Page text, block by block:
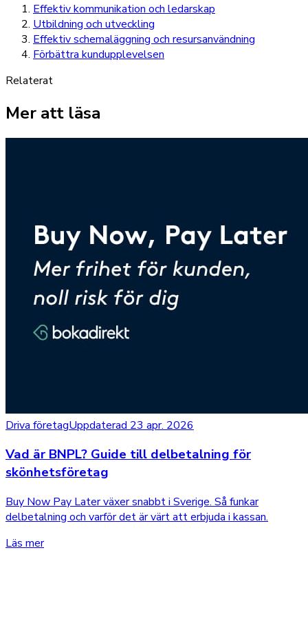
Effektiv kommunikation och ledarskap
Utbildning och utveckling
Effektiv schemaläggning och resursanvändning
Förbättra kundupplevelsen
Relaterat
Mer att läsa
Driva företagUppdaterad 23 apr. 2026
Vad är BNPL? Guide till delbetalning för
skönhetsföretag
Buy Now Pay Later växer snabbt i Sverige. Så funkar
delbetalning och varför det är värt att erbjuda i kassan.
Läs mer